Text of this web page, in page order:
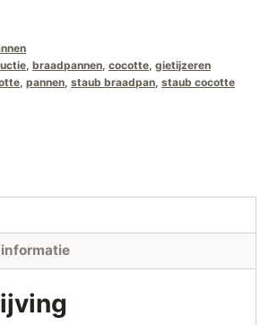
, braadpannen, cocotte, gietijzeren
, pannen, staub braadpan, staub cocotte